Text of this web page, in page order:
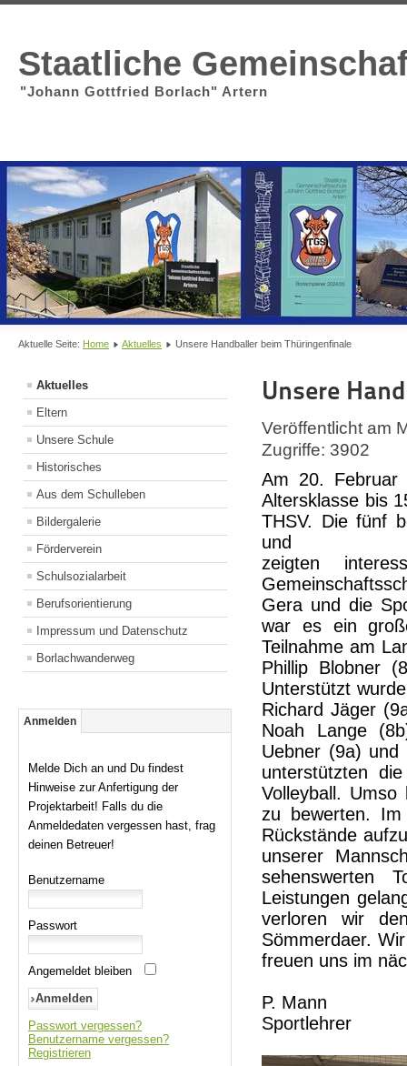
Staatliche
"Johann Gottfried Borlach" Artern
Aktuelle Seite: Home Aktuelles Unsere Handballer beim Thüringenfinale
Aktuelles
Eltern
Unsere Schule
Historisches
Aus dem Schulleben
Bildergalerie
Förderverein
Schulsozialarbeit
Berufsorientierung
Impressum und Datenschutz
Borlachwanderweg
Anmelden
Melde Dich an und Du findest
Hinweise zur Anfertigung der
Projektarbeit! Falls du die
Anmeldedaten vergessen hast, frag
deinen Betreuer!
Benutzername
Passwort
Angemeldet bleiben
Passwort vergessen?
Benutzername vergessen?
Registrieren
Unsere
Veröffentlicht am
Zugriffe: 3902
Am 20. Februar
Altersklasse bis
THSV. Die fünf
und
zeigten
Gera und die
war es ein
Teilnahme am
Phillip Blobner
Unterstützt
Richard Jäger
Noah Lange
Uebner (9a) und
unterstützten
Volleyball.
zu bewerten.
Rückstände
unserer
sehenswerten
Leistungen
verloren wir
Sömmerdaer.
freuen uns im
P. Mann
Sportlehrer